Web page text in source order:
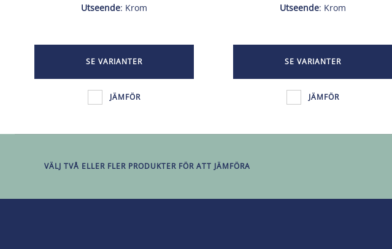
Utseende: Krom
SE VARIANTER
JÄMFÖR
Utseende: Krom
SE VARIANTER
JÄMFÖR
VÄLJ TVÅ ELLER FLER PRODUKTER FÖR ATT JÄMFÖRA